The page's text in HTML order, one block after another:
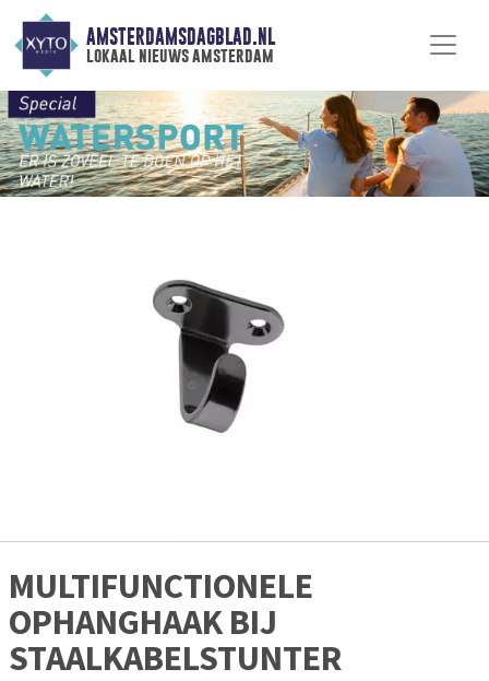
AMSTERDAMSDAGBLAD.NL
lokaal nieuws amsterdam
MULTIFUNCTIONELE
OPHANGHAAK BIJ
STAALKABELSTUNTER